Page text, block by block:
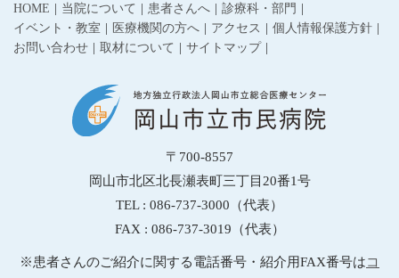
HOME 当院について 患者さんへ
診療科・部門
イベント・教室
医療機関の方へ アクセス
個人情報保護方針
お問い合わせ
取材について サイトマップ
〒700-8557
岡山市北区北長瀬表町三丁目20番1号
TEL : 086-737-3000（代表）
FAX : 086-737-3019（代表）
※患者さんのご紹介に関する電話番号・紹介用FAX番号はコ